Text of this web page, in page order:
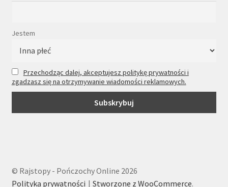
Jestem
Przechodząc dalej, akceptujesz politykę prywatności i
zgadzasz się na otrzymywanie wiadomości reklamowych.
© Rajstopy - Pończochy Online 2026
Polityka prywatności
Stworzone z WooCommerce.